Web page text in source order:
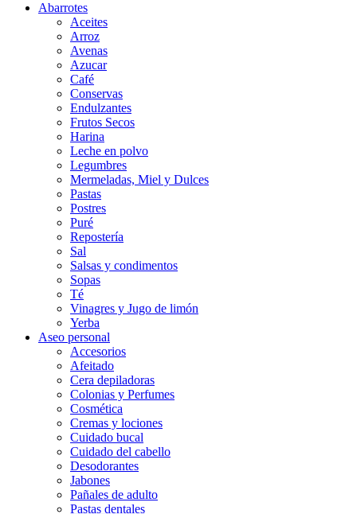
Abarrotes
Aceites
Arroz
Avenas
Azucar
Café
Conservas
Endulzantes
Frutos Secos
Harina
Leche en polvo
Legumbres
Mermeladas, Miel y Dulces
Pastas
Postres
Puré
Repostería
Sal
Salsas y condimentos
Sopas
Té
Vinagres y Jugo de limón
Yerba
Aseo personal
Accesorios
Afeitado
Cera depiladoras
Colonias y Perfumes
Cosmética
Cremas y lociones
Cuidado bucal
Cuidado del cabello
Desodorantes
Jabones
Pañales de adulto
Pastas dentales